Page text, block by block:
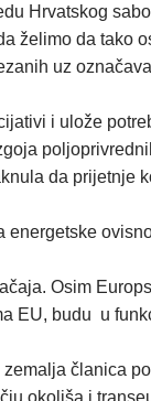
Hrvatskog
da tako
uz
i ulože
da
Osim
budu u
članica
okoliša i